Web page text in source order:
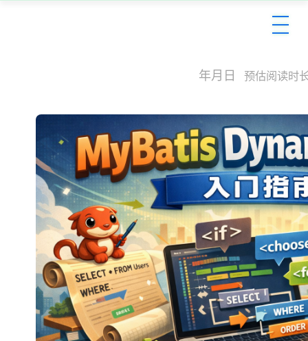
2026年1月27日 预估阅读时长